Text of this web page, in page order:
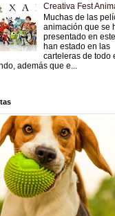
Creativa Fest
Muchas de las
animación que se
presentado en
han estado en las
carteleras de todo
además que e...